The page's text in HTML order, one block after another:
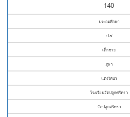
140
ประถมศึกษา
ป.๕
เด็กชาย
ภูผา
แตงรัตนา
โรงเรียนวัดปลูกศรัทธา
วัดปลูกศรัทธา